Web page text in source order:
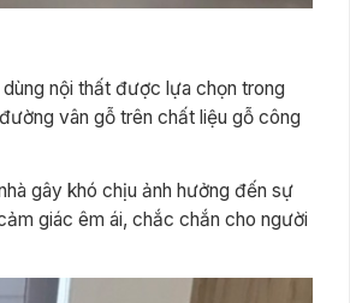
nội thất được lựa chọn trong
vân gỗ trên chất liệu gỗ công
gây khó chịu ảnh hưởng đến sự
giác êm ái, chắc chắn cho người